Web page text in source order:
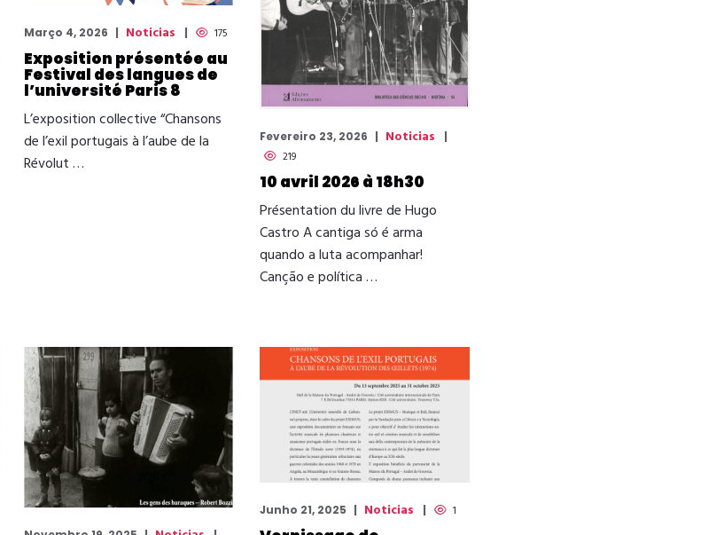
Março 4, 2026 Noticias 175
Exposition présentée au
Festival des langues de
l’université Paris 8
L’exposition collective “Chansons
de l’exil portugais à l’aube de la
Révolut …
Fevereiro 23, 2026 Noticias
219
10 avril 2026 à 18h30
Présentation du livre de Hugo
Castro A cantiga só é arma
quando a luta acompanhar!
Canção e política …
Junho 21, 2025 Noticias 1